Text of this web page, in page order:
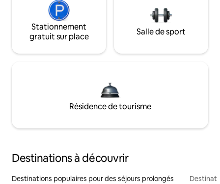
Stationnement
gratuit sur place
Salle de sport
Résidence de tourisme
Destinations à découvrir
Destinations populaires pour des séjours prolongés